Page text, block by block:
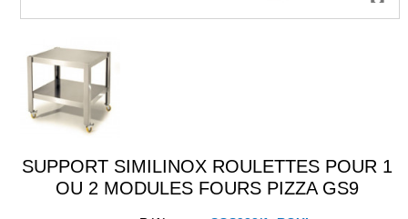
SUPPORT SIMILINOX ROULETTES POUR 1
OU 2 MODULES FOURS PIZZA GS9